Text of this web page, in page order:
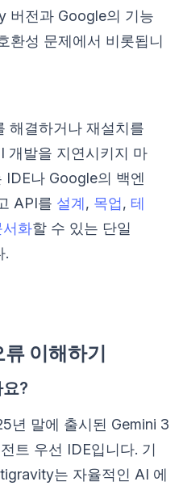
버전과 Google의 기능
환성 문제에서 비롯됩니
해결하거나 재설치를
개발을 지연시키지 마
IDE나 Google의 백엔
API를 설계, 목업, 테
서화할 수 있는 단일
.
이해하기
?
년 말에 출시된 Gemini 3
트 우선 IDE입니다. 기
는 자율적인 AI 에